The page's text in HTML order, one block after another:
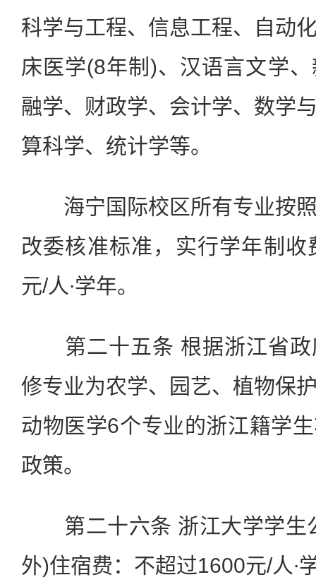
科学与工程、信息工程、自动
床医学(8年制)、汉语言文学
融学、财政学、会计学、数学
算科学、统计学等。
海宁国际校区所有专业按照
改委核准标准，实行学年制
元/人∙学年。
第二十五条 根据浙江省政
修专业为农学、园艺、植物保
动物医学6个专业的浙江籍学
政策。
第二十六条 浙江大学学生
外)住宿费：不超过1600元/人∙